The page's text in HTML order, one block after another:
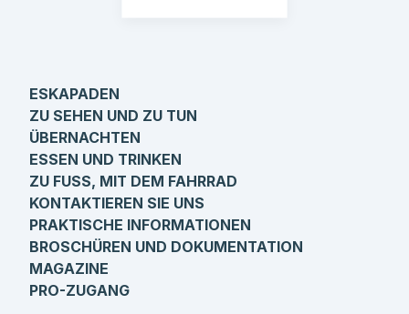
ESKAPADEN
ZU SEHEN UND ZU TUN
ÜBERNACHTEN
ESSEN UND TRINKEN
ZU FUSS, MIT DEM FAHRRAD
KONTAKTIEREN SIE UNS
PRAKTISCHE INFORMATIONEN
BROSCHÜREN UND DOKUMENTATION
MAGAZINE
PRO-ZUGANG